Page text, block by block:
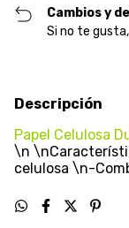
Cambios y
Si no te
Descripción
Papel Celulosa
\n
celulosa \n-